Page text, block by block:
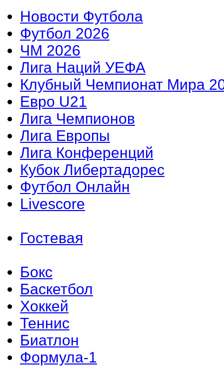
Новости Футбола
Футбол 2026
ЧМ 2026
Лига Наций УЕФА
Клубный Чемпионат Мира
Евро U21
Лига Чемпионов
Лига Европы
Лига Конференций
Кубок Либертадорес
Футбол Онлайн
Livescore
Гостевая
Бокс
Баскетбол
Хоккей
Теннис
Биатлон
Формула-1